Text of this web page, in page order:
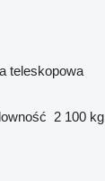
teleskopowa
2 100 kg